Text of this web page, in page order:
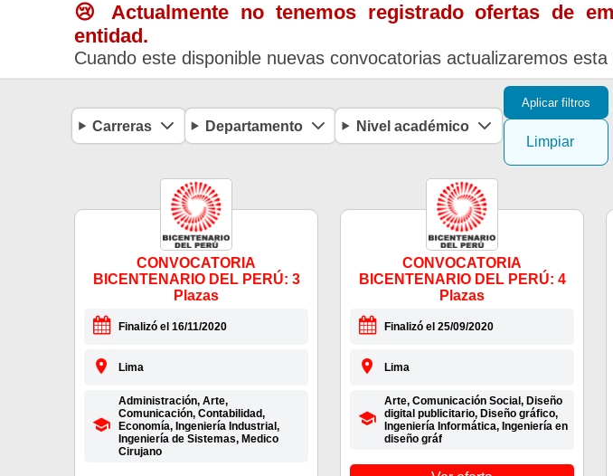
😢 Actualmente no tenemos registrado ofertas de
entidad.
Cuando este disponible nuevas convocatorias actualizaremos esta
Carreras Departamento Nivel académico
Aplicar filtros
Limpiar
CONVOCATORIA
BICENTENARIO DEL PERÚ: 3
Plazas
Finalizó el 16/11/2020
Lima
Administración, Arte,
Comunicación, Contabilidad,
Economía, Ingeniería Industrial,
Ingeniería de Sistemas, Medico
Cirujano
CONVOCATORIA
BICENTENARIO DEL PERÚ: 4
Plazas
Finalizó el 25/09/2020
Lima
Arte, Comunicación Social, Diseño
digital publicitario, Diseño gráfico,
Ingeniería Informática, Ingeniería en
diseño gráf